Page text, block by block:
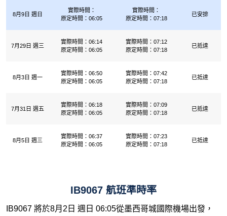
8月9日 週日
實際時間：
原定時間：06:05
實際時間：
原定時間：07:18
已安排
7月29日 週三
實際時間：06:14
原定時間：06:05
實際時間：07:12
原定時間：07:18
已抵達
8月3日 週一
實際時間：06:50
原定時間：06:05
實際時間：07:42
原定時間：07:18
已抵達
7月31日 週五
實際時間：06:18
原定時間：06:05
實際時間：07:09
原定時間：07:18
已抵達
8月5日 週三
實際時間：06:37
原定時間：06:05
實際時間：07:23
原定時間：07:18
已抵達
IB9067 航班準時率
IB9067 將於8月2日 週日 06:05從墨西哥城國際機場出發，